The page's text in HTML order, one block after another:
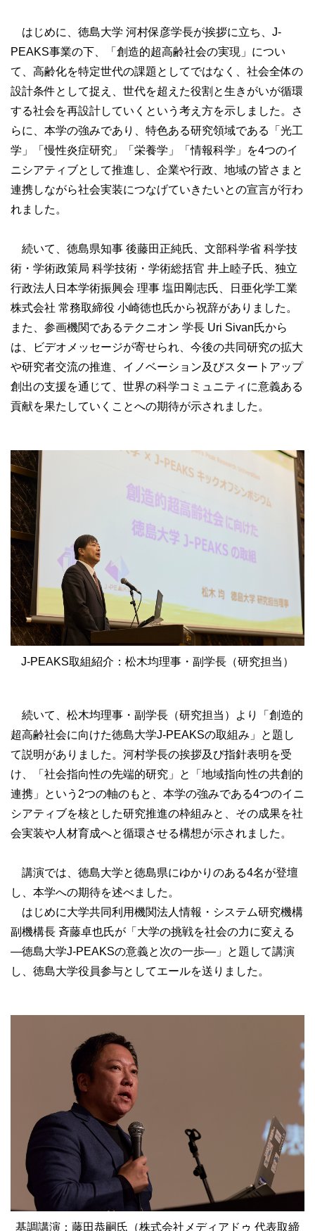
はじめに、徳島大学 河村保彦学長が挨拶に立ち、J-
PEAKS事業の下、「創造的超高齢社会の実現」につい
て、高齢化を特定世代の課題としてではなく、社会全体の
設計条件として捉え、世代を超えた役割と生きがいが循環
する社会を再設計していくという考え方を示しました。さ
らに、本学の強みであり、特色ある研究領域である「光工
学」「慢性炎症研究」「栄養学」「情報科学」を4つのイ
ニシアティブとして推進し、企業や行政、地域の皆さまと
連携しながら社会実装につなげていきたいとの宣言が行わ
れました。
続いて、徳島県知事 後藤田正純氏、文部科学省 科学技
術・学術政策局 科学技術・学術総括官 井上睦子氏、独立
行政法人日本学術振興会 理事 塩田剛志氏、日亜化学工業
株式会社 常務取締役 小崎徳也氏から祝辞がありました。
また、参画機関であるテクニオン 学長 Uri Sivan氏から
は、ビデオメッセージが寄せられ、今後の共同研究の拡大
や研究者交流の推進、イノベーション及びスタートアップ
創出の支援を通じて、世界の科学コミュニティに意義ある
貢献を果たしていくことへの期待が示されました。
J-PEAKS取組紹介：松木均理事・副学長（研究担当）
続いて、松木均理事・副学長（研究担当）より「創造的
超高齢社会に向けた徳島大学J-PEAKSの取組み」と題し
て説明がありました。河村学長の挨拶及び指針表明を受
け、「社会指向性の先端的研究」と「地域指向性の共創的
連携」という2つの軸のもと、本学の強みである4つのイニ
シアティブを核とした研究推進の枠組みと、その成果を社
会実装や人材育成へと循環させる構想が示されました。
講演では、徳島大学と徳島県にゆかりのある4名が登壇
し、本学への期待を述べました。
はじめに大学共同利用機関法人情報・システム研究機構
副機構長 斉藤卓也氏が「大学の挑戦を社会の力に変える
―徳島大学J-PEAKSの意義と次の一歩―」と題して講演
し、徳島大学役員参与としてエールを送りました。
基調講演：藤田恭嗣氏（株式会社メディアドゥ 代表取締